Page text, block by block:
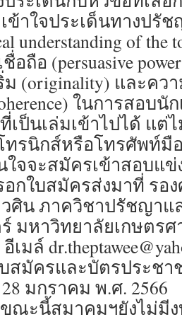
ข้าใจประเด็นทางปรั
understanding of
ถือ (persuasive
ม (originality) และคว
ในการสอบนั
เป็นเล่มเข้าไปได้ แ
ทรนิกส์หรือโทรศัพท์มื
ใจจะสมัครเข้าสอบแ
กใบสมัครส่งมาที่ รอ
ศิน ภาควิชาปรัชญา
มหาวิทยาลัยเกษตรศ
เมล์
สมัครและบัตรประชา
มกราคม พ.ศ. 2566
ขณะนี้สมาคมฯยังไม่มี